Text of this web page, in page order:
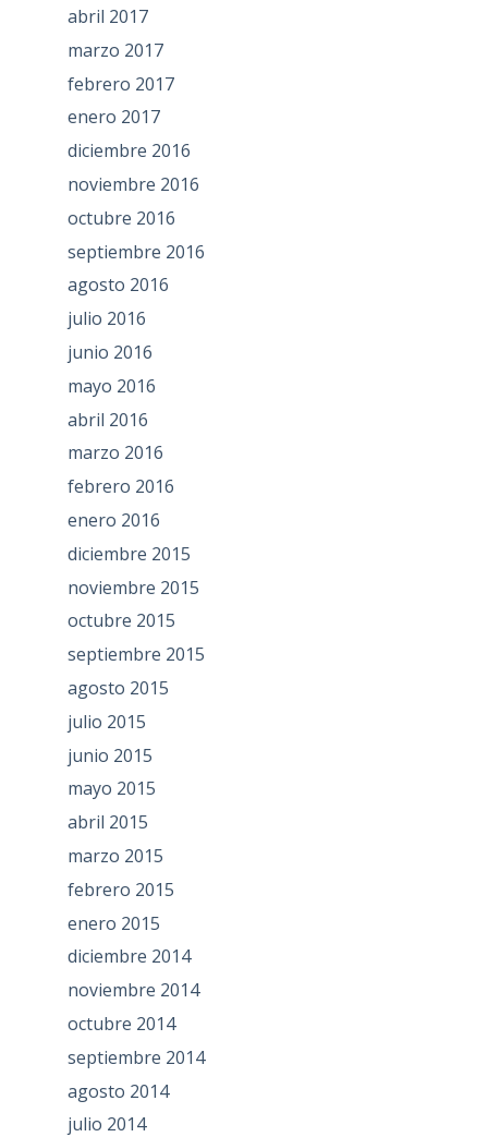
abril 2017
marzo 2017
febrero 2017
enero 2017
diciembre 2016
noviembre 2016
octubre 2016
septiembre 2016
agosto 2016
julio 2016
junio 2016
mayo 2016
abril 2016
marzo 2016
febrero 2016
enero 2016
diciembre 2015
noviembre 2015
octubre 2015
septiembre 2015
agosto 2015
julio 2015
junio 2015
mayo 2015
abril 2015
marzo 2015
febrero 2015
enero 2015
diciembre 2014
noviembre 2014
octubre 2014
septiembre 2014
agosto 2014
julio 2014